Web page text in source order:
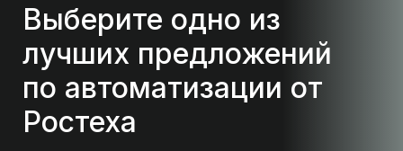
Выберите одно из
лучших предложений
по автоматизации от
Ростеха